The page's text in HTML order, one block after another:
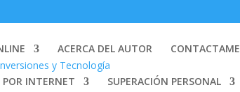
ACERCA DEL AUTOR CONTACTAME
POR INTERNET SUPERACIÓN PERSONAL